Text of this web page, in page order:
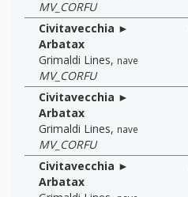
MV_CORFU
Civitavecchia ►
Arbatax
Grimaldi Lines, nave
MV_CORFU
Civitavecchia ►
Arbatax
Grimaldi Lines, nave
MV_CORFU
Civitavecchia ►
Arbatax